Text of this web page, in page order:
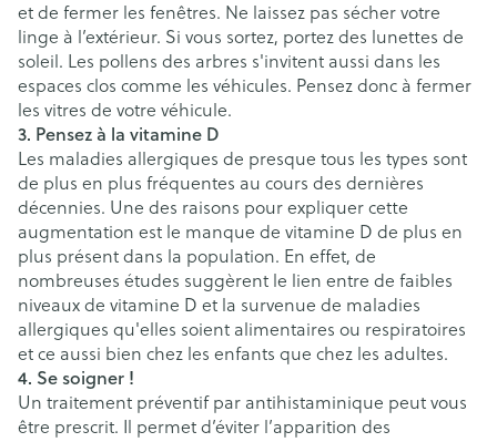
et de fermer les fenêtres. Ne laissez pas sécher votre
linge à l’extérieur. Si vous sortez, portez des lunettes de
soleil. Les pollens des arbres s'invitent aussi dans les
espaces clos comme les véhicules. Pensez donc à fermer
les vitres de votre véhicule.
3. Pensez à la vitamine D
Les maladies allergiques de presque tous les types sont
de plus en plus fréquentes au cours des dernières
décennies. Une des raisons pour expliquer cette
augmentation est le manque de vitamine D de plus en
plus présent dans la population. En effet, de
nombreuses études suggèrent le lien entre de faibles
niveaux de vitamine D et la survenue de maladies
allergiques qu'elles soient alimentaires ou respiratoires
et ce aussi bien chez les enfants que chez les adultes.
4. Se soigner !
Un traitement préventif par antihistaminique peut vous
être prescrit. Il permet d’éviter l’apparition des